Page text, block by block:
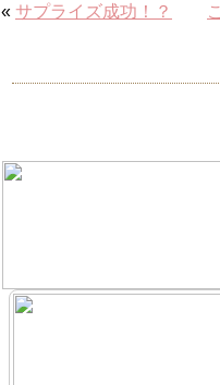
« サプライズ成功！？